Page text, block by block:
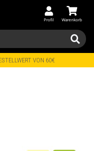
Profil Warenkorb
VON 60€